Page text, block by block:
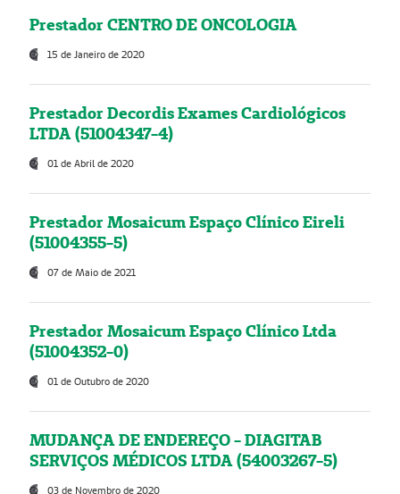
Prestador CENTRO DE ONCOLOGIA
15 de Janeiro de 2020
Prestador Decordis Exames Cardiológicos
LTDA (51004347-4)
01 de Abril de 2020
Prestador Mosaicum Espaço Clínico Eireli
(51004355-5)
07 de Maio de 2021
Prestador Mosaicum Espaço Clínico Ltda
(51004352-0)
01 de Outubro de 2020
MUDANÇA DE ENDEREÇO - DIAGITAB
SERVIÇOS MÉDICOS LTDA (54003267-5)
03 de Novembro de 2020